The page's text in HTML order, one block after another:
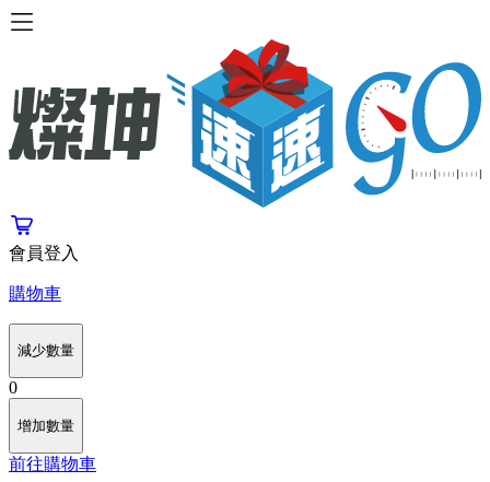
會員登入
購物車
減少數量
0
增加數量
前往購物車